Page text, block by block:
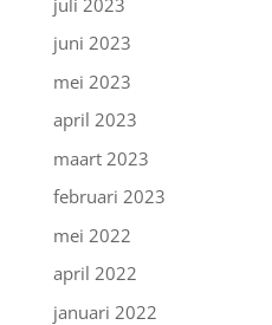
juni 2023
mei 2023
april 2023
maart 2023
februari 2023
mei 2022
april 2022
januari 2022